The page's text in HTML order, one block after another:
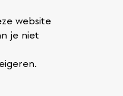
website
je niet